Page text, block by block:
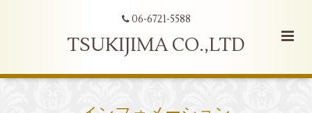
06-6721-5588
TSUKIJIMA CO.,LTD